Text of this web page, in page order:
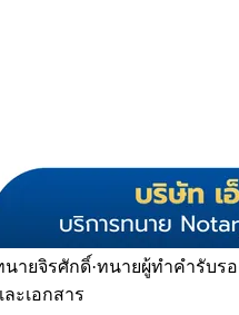
นายจิรศักดิ์·ทนายผู้ทำคำรับร
ละเอกสาร